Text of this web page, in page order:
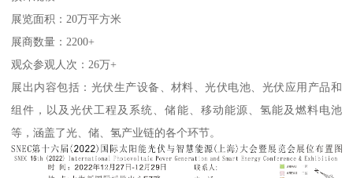
展览面积：20万平方米
展商数量：2200+
观众参观人次：26万+
展出内容包括：光伏生产设备、材料、光伏电池、光伏应用产品和
组件，以及光伏工程及系统、储能、移动能源、氢能及燃料电池
等，涵盖了光、储、氢产业链的各个环节。